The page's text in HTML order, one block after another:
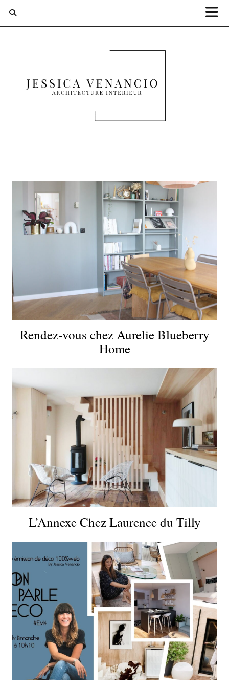
Rendez-vous chez Aurelie Blueberry
Home
L’Annexe Chez Laurence du Tilly